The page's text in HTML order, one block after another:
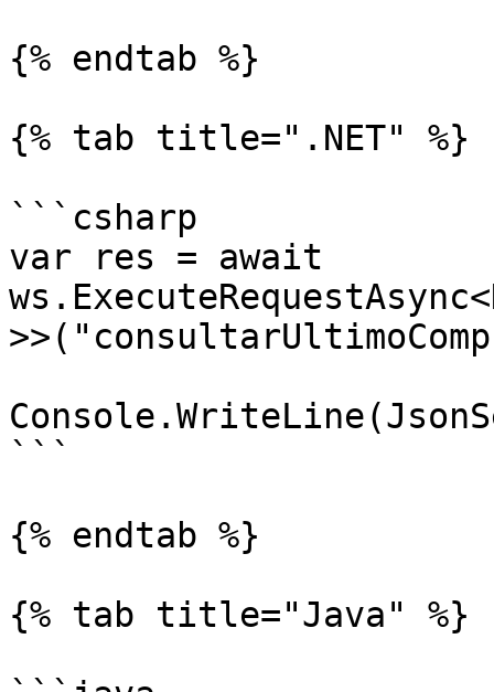
{% endtab %}
{% tab title=".NET" %}
```csharp
var res = await
```
{% endtab %}
{% tab title="Java" %}